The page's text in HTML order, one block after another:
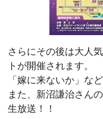
さらにその後は大人
トが開催されます。
「嫁に来ないか」な
また、新沼謙治さん
生放送！！